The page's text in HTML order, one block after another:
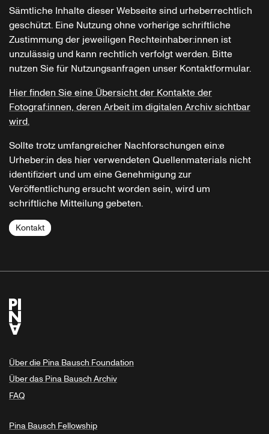
Sämtliche Inhalte dieser Webseite sind urheberrechtlich
geschützt. Eine Nutzung ohne vorherige schriftliche
Zustimmung der jeweiligen Rechteinhaber:innen ist
unzulässig und kann rechtlich verfolgt werden. Bitte
nutzen Sie für Nutzungsanfragen unser Kontaktformular.
Hier finden Sie eine Übersicht der Kontakte der
Fotograf:innen, deren Arbeit im digitalen Archiv sichtbar
wird.
Sollte trotz umfangreicher Nachforschungen ein:e
Urheber:in des hier verwendeten Quellenmaterials nicht
identifiziert und um eine Genehmigung zur
Veröffentlichung ersucht worden sein, wird um
schriftliche Mitteilung gebeten.
Kontakt
Über die Pina Bausch Foundation
Über das Pina Bausch Archiv
FAQ
Pina Bausch Fellowship